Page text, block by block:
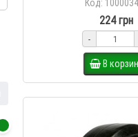
Код:
224 грн
-
В